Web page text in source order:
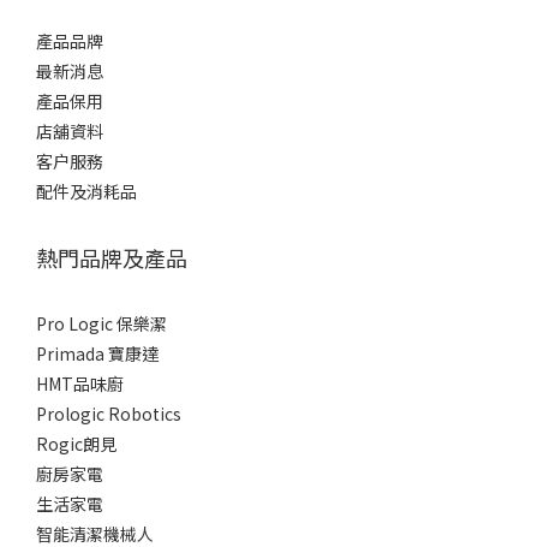
產品品牌
最新消息
產品保用
店舖資料
客户服務
配件及消耗品
熱門品牌及產品
Pro Logic 保樂潔
Primada 寶康達
HMT品味廚
Prologic Robotics
Rogic朗見
廚房家電
生活家電
智能清潔機械人